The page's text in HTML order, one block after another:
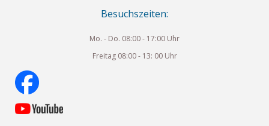
Besuchszeiten:
Mo. - Do. 08:00 - 17:00 Uhr
Freitag 08:00 - 13: 00 Uhr